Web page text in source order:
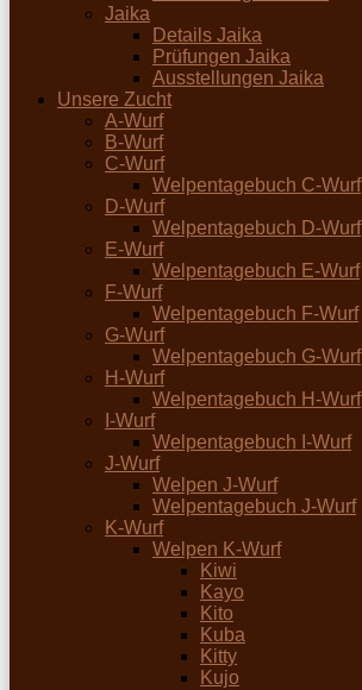
Jaika
Details Jaika
Prüfungen Jaika
Ausstellungen Jaika
Unsere Zucht
A-Wurf
B-Wurf
C-Wurf
Welpentagebuch C-Wurf
D-Wurf
Welpentagebuch D-Wurf
E-Wurf
Welpentagebuch E-Wurf
F-Wurf
Welpentagebuch F-Wurf
G-Wurf
Welpentagebuch G-Wurf
H-Wurf
Welpentagebuch H-Wurf
I-Wurf
Welpentagebuch I-Wurf
J-Wurf
Welpen J-Wurf
Welpentagebuch J-Wurf
K-Wurf
Welpen K-Wurf
Kiwi
Kayo
Kito
Kuba
Kitty
Kujo